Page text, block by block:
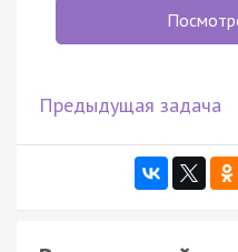
Предыдущая задача